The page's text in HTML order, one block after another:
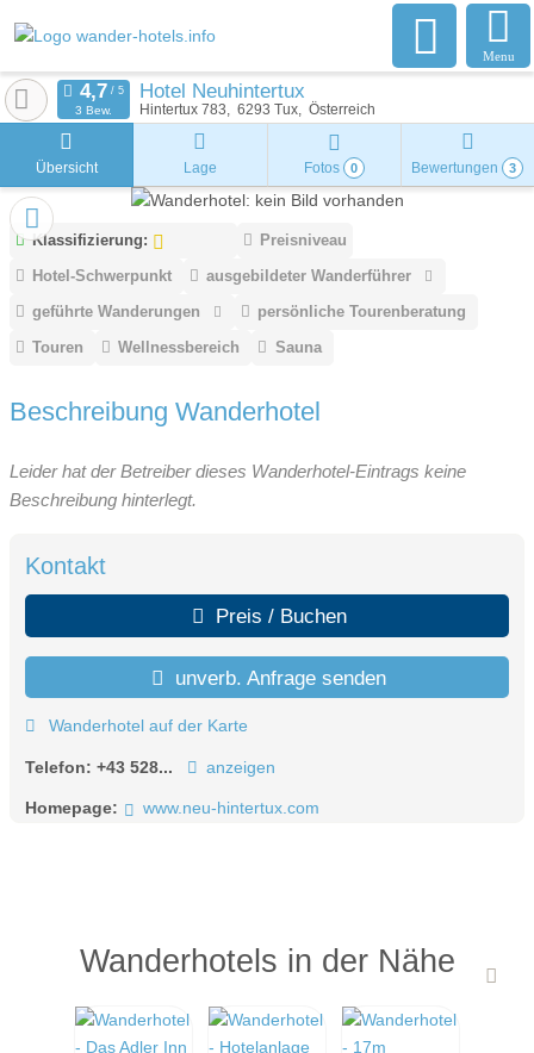
Menu
Hotel Neuhintertux
Hintertux 783 6293 Tux Österreich
3 Bew.
Übersicht Lage Fotos 0 Bewertungen 3
Klassifizierung:
Preisniveau
Hotel-Schwerpunkt
ausgebildeter Wanderführer
geführte Wanderungen
persönliche Tourenberatung
Touren
Wellnessbereich Sauna
Beschreibung Wanderhotel
Leider hat der Betreiber dieses Wanderhotel-Eintrags keine
Beschreibung hinterlegt.
Kontakt
Preis / Buchen
unverb. Anfrage senden
Wanderhotel auf der Karte
Telefon: +43 528... anzeigen
Homepage: www.neu-hintertux.com
Wanderhotels in der Nähe